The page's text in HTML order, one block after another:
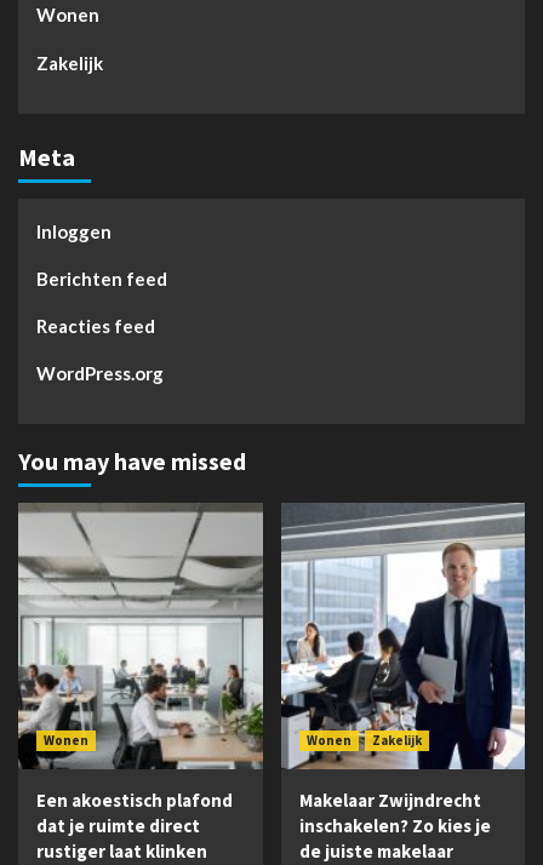
Wonen
Zakelijk
Meta
Inloggen
Berichten feed
Reacties feed
WordPress.org
You may have missed
Wonen
Een akoestisch plafond
dat je ruimte direct
rustiger laat klinken
Wonen Zakelijk
Makelaar Zwijndrecht
inschakelen? Zo kies je
de juiste makelaar